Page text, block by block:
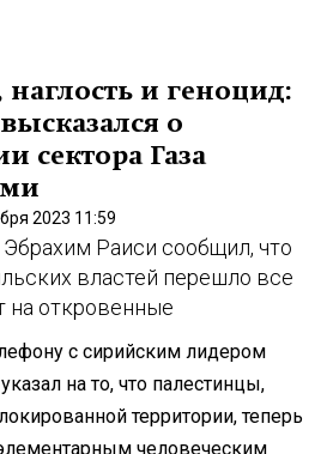
наглость и геноцид:
о
сектора Газа
2023 11:59
Раиси сообщил, что
властей перешло все
на откровенные
с сирийским лидером
на то, что палестинцы,
территории, теперь
человеческим